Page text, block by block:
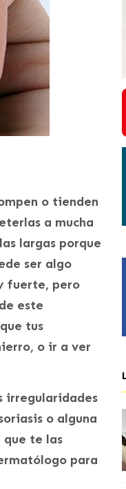
o tienden
a mucha
largas porque
ser algo
fuerte, pero
este
tus
o ir a ver
irregularidades
o alguna
que te las
para